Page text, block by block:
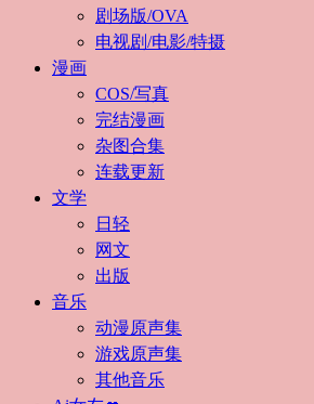
剧场版/OVA
电视剧/电影/特摄
漫画
COS/写真
完结漫画
杂图合集
连载更新
文学
日轻
网文
出版
音乐
动漫原声集
游戏原声集
其他音乐